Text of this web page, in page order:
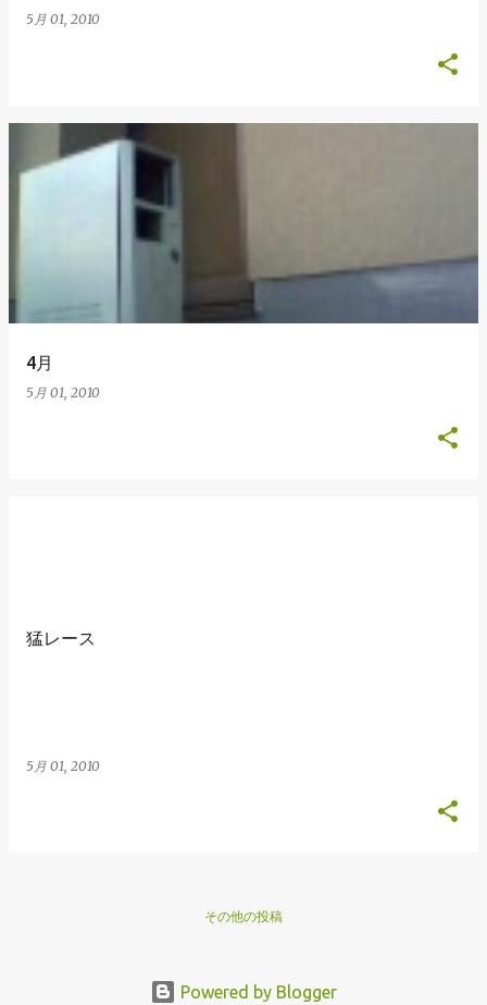
5月 01, 2010
4月
5月 01, 2010
猛レース
5月 01, 2010
その他の投稿
Powered by Blogger